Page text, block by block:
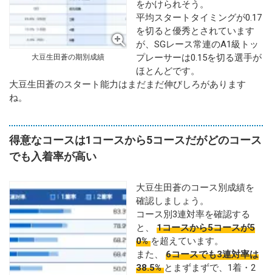
大豆生田蒼の期別成績
をかけられそう。
平均スタートタイミングが0.17
を切ると優秀とされています
が、SGレース常連のA1級トッ
プレーサーは0.15を切る選手が
ほとんどです。
大豆生田蒼のスタート能力はまだまだ伸びしろがあります
ね。
得意なコースは1コースから5コースだがどのコース
でも入着率が高い
大豆生田蒼のコース別成績を
確認しましょう。
コース別3連対率を確認する
と、 1コースから5コースが5
0%を超えています。
また、 6コースでも3連対率は
38.5%とまずまずで、1着・2